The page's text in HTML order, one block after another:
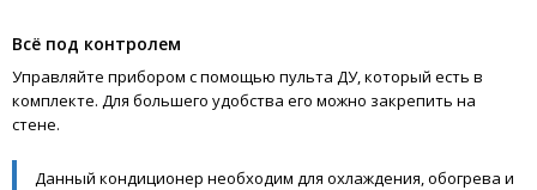
Всё под контролем
Управляйте прибором с помощью пульта ДУ, который есть в
комплекте. Для большего удобства его можно закрепить на
стене.
Данный кондиционер необходим для охлаждения, обогрева и